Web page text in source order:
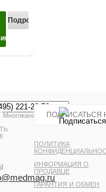
Подробнее...
Многоканальный
ПОЛИТИКА
ИНФОРМАЦИЯ О
ПРОДАВЦЕ
ГАРАНТИЯ И ОБМЕН